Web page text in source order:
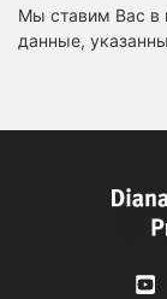
Мы ставим Вас в
данные,